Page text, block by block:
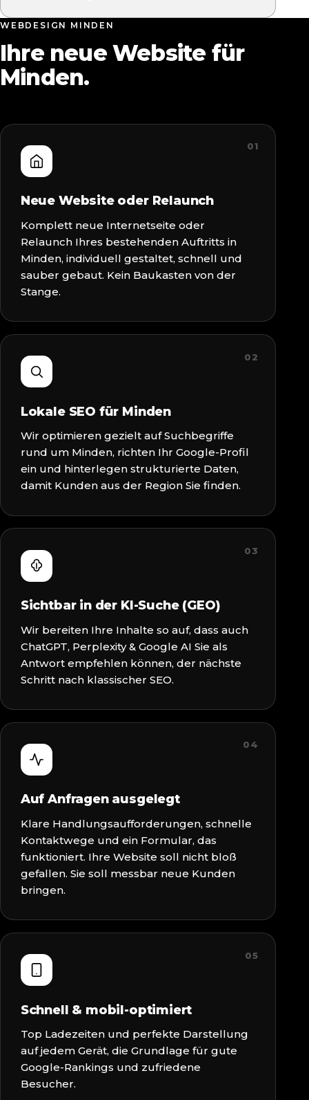
WEBDESIGN MINDEN
Ihre neue Website für
Minden.
01
Neue Website oder Relaunch
Komplett neue Internetseite oder
Relaunch Ihres bestehenden Auftritts in
Minden, individuell gestaltet, schnell und
sauber gebaut. Kein Baukasten von der
Stange.
02
Lokale SEO für Minden
Wir optimieren gezielt auf Suchbegriffe
rund um Minden, richten Ihr Google-Profil
ein und hinterlegen strukturierte Daten,
damit Kunden aus der Region Sie finden.
03
Sichtbar in der KI-Suche (GEO)
Wir bereiten Ihre Inhalte so auf, dass auch
ChatGPT, Perplexity & Google AI Sie als
Antwort empfehlen können, der nächste
Schritt nach klassischer SEO.
04
Auf Anfragen ausgelegt
Klare Handlungsaufforderungen, schnelle
Kontaktwege und ein Formular, das
funktioniert. Ihre Website soll nicht bloß
gefallen. Sie soll messbar neue Kunden
bringen.
05
Schnell & mobil-optimiert
Top Ladezeiten und perfekte Darstellung
auf jedem Gerät, die Grundlage für gute
Google-Rankings und zufriedene
Besucher.